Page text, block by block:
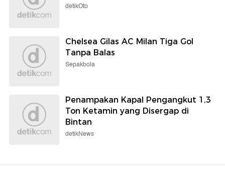
detikOto
Chelsea Gilas AC Milan Tiga Gol
Tanpa Balas
Sepakbola
Penampakan Kapal Pengangkut 1,3
Ton Ketamin yang Disergap di
Bintan
detikNews